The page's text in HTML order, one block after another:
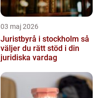
03 maj 2026
Juristbyrå i stockholm så
väljer du rätt stöd i din
juridiska vardag